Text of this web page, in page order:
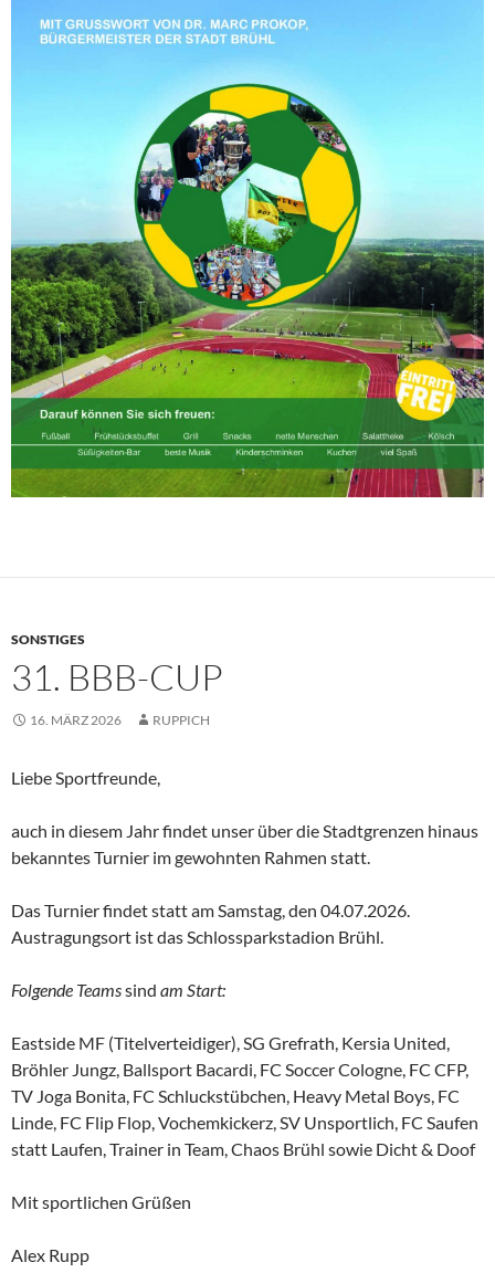
SONSTIGES
31. BBB-CUP
16. MÄRZ 2026 RUPPICH
Liebe Sportfreunde,
auch in diesem Jahr findet unser über die Stadtgrenzen hinaus
bekanntes Turnier im gewohnten Rahmen statt.
Das Turnier findet statt am Samstag, den 04.07.2026.
Austragungsort ist das Schlossparkstadion Brühl.
Folgende Teamssind am Start:
Eastside MF (Titelverteidiger), SG Grefrath, Kersia United,
Bröhler Jungz, Ballsport Bacardi, FC Soccer Cologne, FC CFP,
TV Joga Bonita, FC Schluckstübchen, Heavy Metal Boys, FC
Linde, FC Flip Flop, Vochemkickerz, SV Unsportlich, FC Saufen
statt Laufen, Trainer in Team, Chaos Brühl sowie Dicht & Doof
Mit sportlichen Grüßen
Alex Rupp